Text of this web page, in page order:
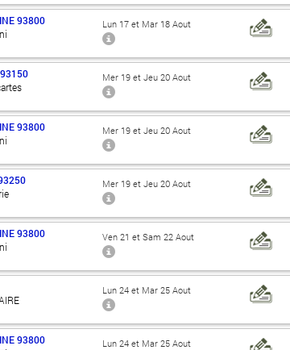
93800
Lun 17 et Mar 18 Aout
93150
Mer 19 et Jeu 20 Aout
93800
Mer 19 et Jeu 20 Aout
Mer 19 et Jeu 20 Aout
93800
Ven 21 et Sam 22 Aout
Lun 24 et Mar 25 Aout
93800
Lun 24 et Mar 25 Aout